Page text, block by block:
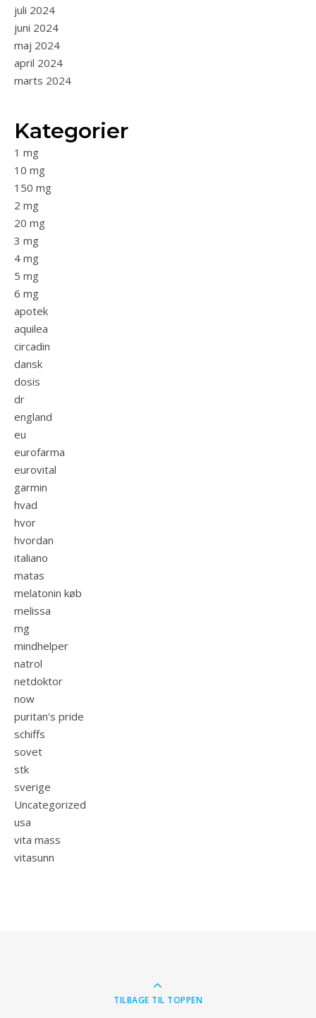
juli 2024
juni 2024
maj 2024
april 2024
marts 2024
Kategorier
1 mg
10 mg
150 mg
2 mg
20 mg
3 mg
4 mg
5 mg
6 mg
apotek
aquilea
circadin
dansk
dosis
dr
england
eu
eurofarma
eurovital
garmin
hvad
hvor
hvordan
italiano
matas
melatonin køb
melissa
mg
mindhelper
natrol
netdoktor
now
puritan's pride
schiffs
sovet
stk
sverige
Uncategorized
usa
vita mass
vitasunn
TILBAGE TIL TOPPEN